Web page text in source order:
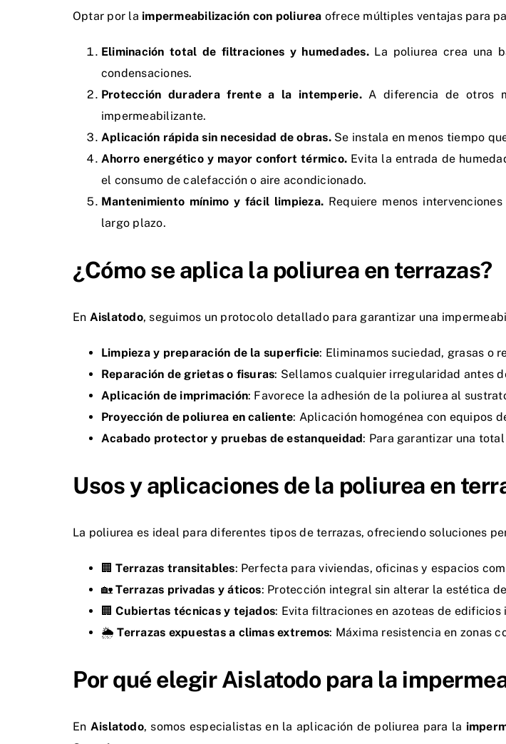
Optar por la impermeabilización con poliurea ofrece múltiples ventajas para
Eliminación total de filtraciones y humedades. La poliurea crea una
condensaciones.
Protección duradera frente a la intemperie.A diferencia de otros
impermeabilizante.
Aplicación rápida sin necesidad de obras. Se instala en menos tiempo
Ahorro energético y mayor confort térmico. Evita la entrada de
el consumo de calefacción o aire acondicionado.
Mantenimiento mínimo y fácil limpieza. Requiere menos
largo plazo.
¿Cómo se aplica la poliurea en terrazas?
En Aislatodo, seguimos un protocolo detallado para garantizar una
Limpieza y preparación de la superficie: Eliminamos suciedad, grasas o
Reparación de grietas o fisuras: Sellamos cualquier irregularidad antes
Aplicación de imprimación: Favorece la adhesión de la poliurea al
Proyección de poliurea en caliente: Aplicación homogénea con equipos
Acabado protector y pruebas de estanqueidad: Para garantizar una
Usos y aplicaciones de la poliurea en
La poliurea es ideal para diferentes tipos de terrazas, ofreciendo soluciones
🏢 Terrazas transitables: Perfecta para viviendas, oficinas y espacios
🏡Terrazas privadas y áticos: Protección integral sin alterar la estética
🏢Cubiertas técnicas y tejados: Evita filtraciones en azoteas de
🌦Terrazas expuestas a climas extremos: Máxima resistencia en zonas
Por qué elegir Aislatodo para la
En Aislatodo, somos especialistas en la aplicación de poliurea para la